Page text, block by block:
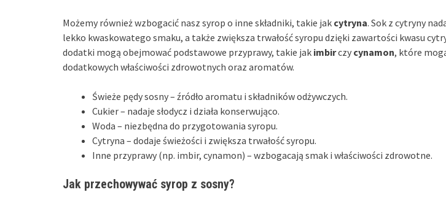
Możemy również wzbogacić nasz syrop o inne składniki, takie jak cytryna. Sok z cytryny
lekko kwaskowatego smaku, a także zwiększa trwałość syropu dzięki zawartości kwasu
dodatki mogą obejmować podstawowe przyprawy, takie jak imbirczy cynamon, które
dodatkowych właściwości zdrowotnych oraz aromatów.
Świeże pędy sosny – źródło aromatu i składników odżywczych.
Cukier – nadaje słodycz i działa konserwująco.
Woda – niezbędna do przygotowania syropu.
Cytryna – dodaje świeżości i zwiększa trwałość syropu.
Inne przyprawy (np. imbir, cynamon) – wzbogacają smak i właściwości zdrowotne.
Jak przechowywać syrop z sosny?